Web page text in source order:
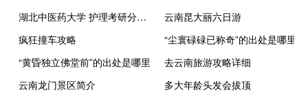
湖北中医药大学 护理考研分数线 近几年是多少啊
云南昆大丽六日游
疯狂撞车攻略
“尘寰碌碌已称奇”的出处是哪里
“黄昏独立佛堂前”的出处是哪里
去云南旅游攻略详细
云南龙门景区简介
多大年龄头发会拔顶